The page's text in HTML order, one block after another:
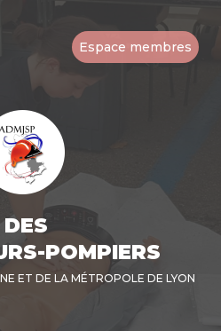
Espace membres
POMPIERS
ET DE LA MÉTROPOLE DE LYON